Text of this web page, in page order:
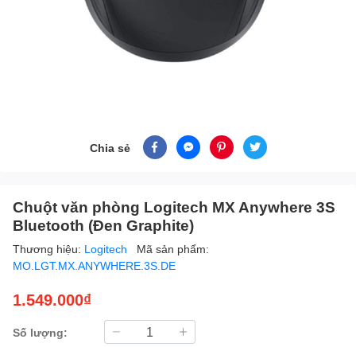
Chia sẻ
Chuột văn phòng Logitech MX Anywhere 3S
Bluetooth (Đen Graphite)
Thương hiệu: Logitech
Mã sản phẩm:
MO.LGT.MX.ANYWHERE.3S.DE
1.549.000₫
Số lượng: